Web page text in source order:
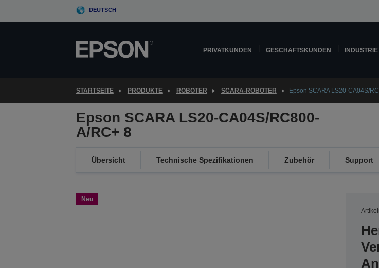
DEUTSCH
PRIVATKUNDEN GESCHÄFTSKUNDEN INDUSTRIE
STARTSEITE PRODUKTE ROBOTER SCARA-ROBOTER Epson SCARA LS20-CA04S/
Epson SCARA LS20-CA04S/RC800-
A/RC+ 8
Übersicht Technische Spezifikationen Zubehör Support
Neu